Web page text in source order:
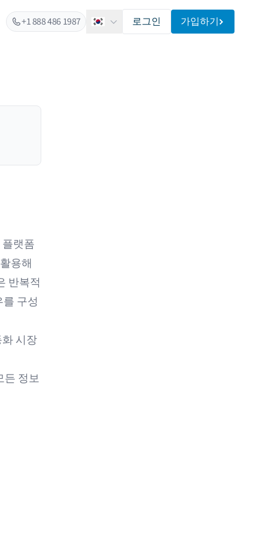
+1 888 486 1987 한국어 로그인 가입하기
랫폼
용해
반복적
구성
시장
든 정보